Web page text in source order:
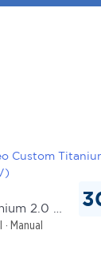
Tourneo Custom Titanium 2.0 EcoBlue 96 kW (130 CV)
Manual